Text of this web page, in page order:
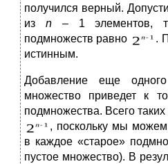
получился верный.
из n– 1 элементов,
подмножеств равно
.
истинным.
Добавление еще
множество приведет к
подмножества. Всего
, поскольку мы
в каждое «старое»
пустое множество). В